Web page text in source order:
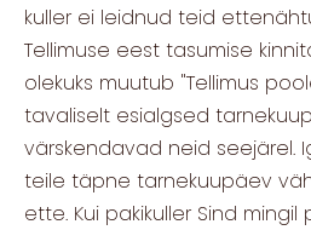
kuller ei leidnud teid
Tellimuse eest tasumise
olekuks muutub "Tellimus
tavaliselt esialgsed
värskendavad neid seejärel.
teile täpne tarnekuupäev
ette. Kui pakikuller Sind